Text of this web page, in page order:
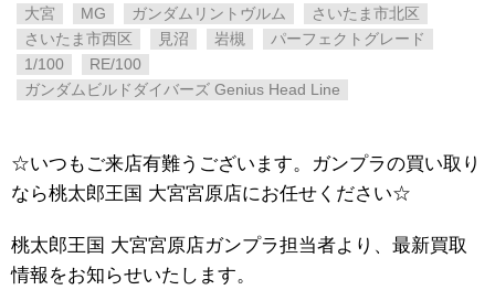
大宮
MG ガンダムリントヴルム
さいたま市北区
さいたま市西区
見沼 岩槻
パーフェクトグレード
1/100
RE/100
ガンダムビルドダイバーズ Genius Head Line
☆いつもご来店有難うございます。ガンプラの買い取り
なら桃太郎王国 大宮宮原店にお任せください☆
桃太郎王国 大宮宮原店ガンプラ担当者より、最新買取
情報をお知らせいたします。